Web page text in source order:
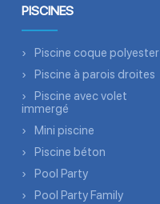
PISCINES
Piscine coque polyester
Piscine à parois droites
Piscine avec volet
immergé
Mini piscine
Piscine béton
Pool Party
Pool Party Family